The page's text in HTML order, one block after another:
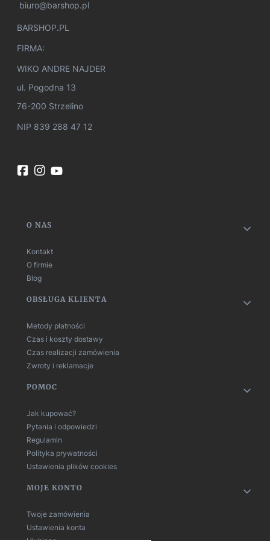
biuro@barshop.pl
BARSHOP.PL
FIRMA:
WIKO ANDRE NAJDER
ul. Pogodna 13
76-200 Strzelino
NIP 839 288 47 12
Linki w stopce
O NAS
Kontakt
O firmie
Blog
OBSŁUGA KLIENTA
Metody płatności
Czas i koszty dostawy
Czas realizacji zamówienia
Zwroty i reklamacje
POMOC
Jak kupować?
Pytania i odpowiedzi
Regulamin
Polityka prywatności
Ustawienia plików cookies
MOJE KONTO
Twoje zamówienia
Ustawienia konta